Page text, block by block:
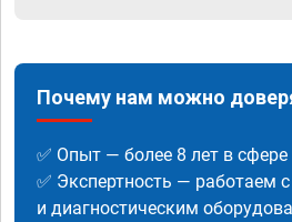
Почему нам можно
✅ Опыт — более 8 лет в
✅ Экспертность — работаем
и диагностическим